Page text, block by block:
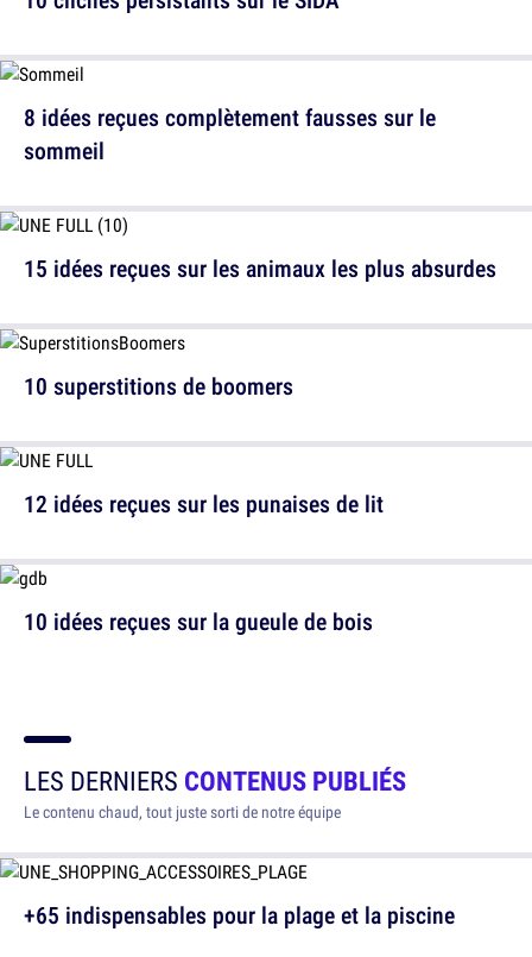
8 idées reçues complètement fausses sur le
sommeil
10 superstitions de boomers
10 idées reçues sur la gueule de bois
15 idées reçues sur les animaux les plus absurdes
12 idées reçues sur les punaises de lit
LES DERNIERS CONTENUS PUBLIÉS
Le contenu chaud, tout juste sorti de notre équipe
+65 indispensables pour la plage et la piscine